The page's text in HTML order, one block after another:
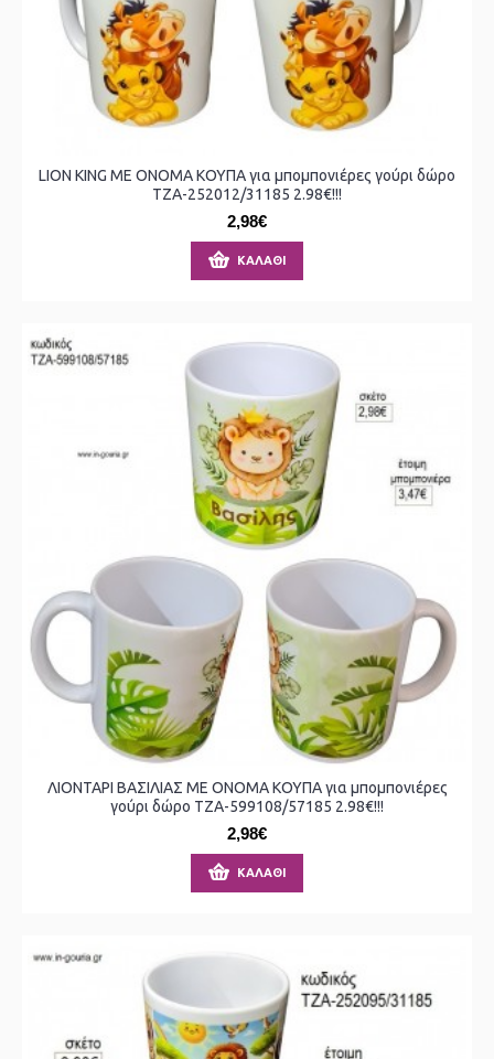
LION KING ΜΕ ΟΝΟΜΑ ΚΟΥΠΑ για μπομπονιέρες γούρι δώρο
ΤΖΑ-252012/31185 2.98€!!!
2,98€
ΚΑΛΆΘΙ
ΛΙΟΝΤΑΡΙ ΒΑΣΙΛΙΑΣ ΜΕ ΟΝΟΜΑ ΚΟΥΠΑ για μπομπονιέρες
γούρι δώρο ΤΖΑ-599108/57185 2.98€!!!
2,98€
ΚΑΛΆΘΙ